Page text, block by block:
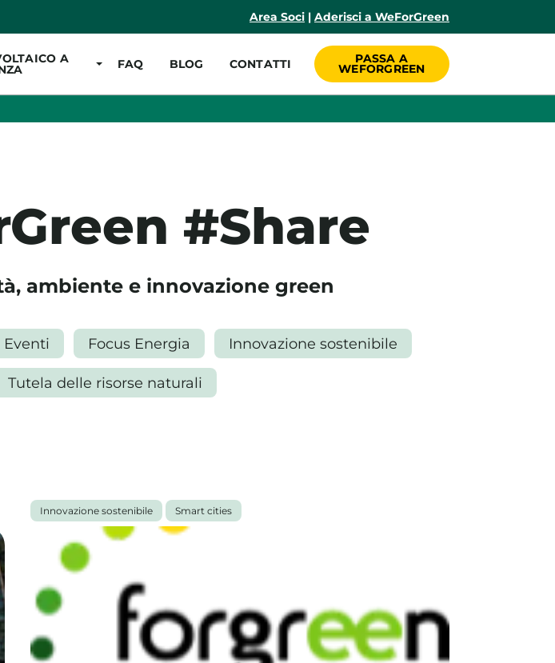
Area Soci | Aderisci a WeForGreen
A FAQ BLOG CONTATTI
PASSA A
WEFORGREEN
#Share
ambiente e innovazione green
Eventi Focus Energia Innovazione sostenibile
Tutela delle risorse naturali
Innovazione sostenibile Smart cities